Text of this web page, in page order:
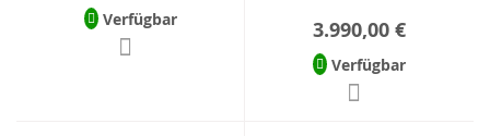
Verfügbar 3.990,00 €
Verfügbar